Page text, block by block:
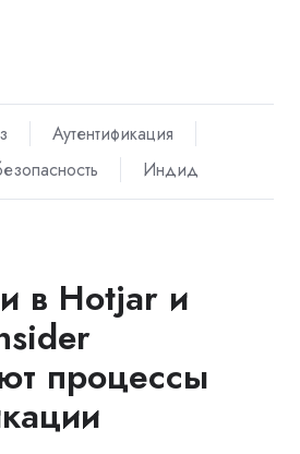
Аутентификация
Индид
в Hotjar и
процессы